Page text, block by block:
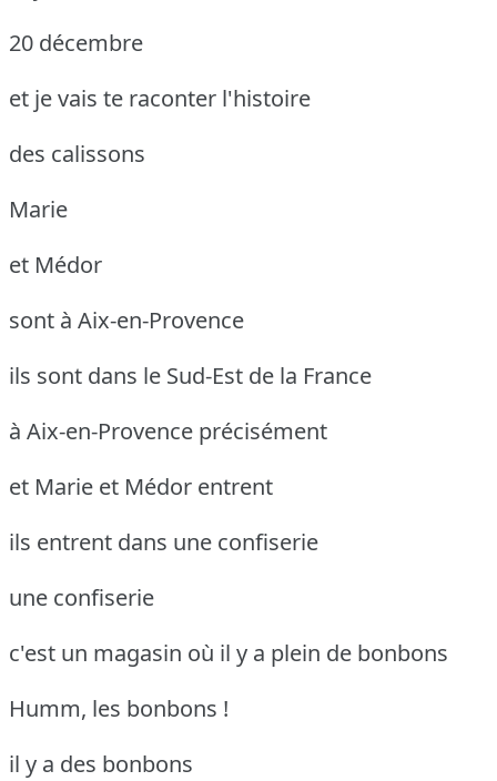
20 décembre
et je vais te raconter l'histoire
des calissons
Marie
et Médor
sont à Aix-en-Provence
ils sont dans le Sud-Est de la France
à Aix-en-Provence précisément
et Marie et Médor entrent
ils entrent dans une confiserie
une confiserie
c'est un magasin où il y a plein de bonbons
Humm, les bonbons !
il y a des bonbons